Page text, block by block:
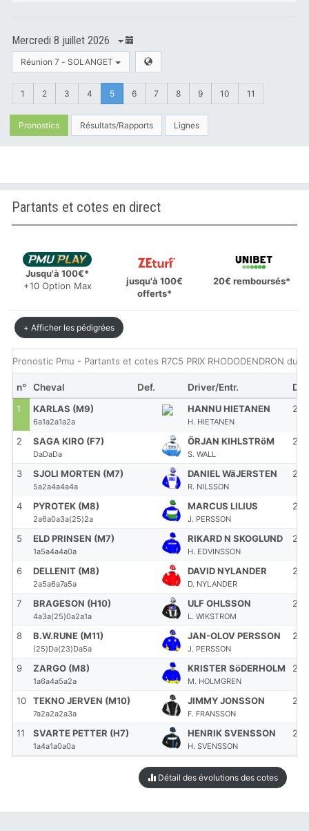
Mercredi 8 juillet 2026
Réunion 7 - SOLANGET
1 2 3 4 5 6 7 8 9 10 11
Pronostics Résultats/Rapports Lignes
Partants et cotes en direct
Jusqu'à 100€*
+10 Option Max
jusqu'à 100€
offerts*
20€ remboursés*
+ Afficher les pédigrées
Pronostic Pmu - Partants et cotes R7C5 PRIX RHODODENDRON du
n° Cheval Def. Driver/Entr.
1
KARLAS (M9)
6a1a2a1a2a
HANNU HIETANEN
H. HIETANEN
2 SAGA KIRO (F7)
DaDaDa
ÖRJAN KIHLSTRöM
S. WALL
3 SJOLI MORTEN (M7)
5a2a4a4a4a
DANIEL WäJERSTEN
R. NILSSON
4 PYROTEK (M8)
2a6a0a3a(25)2a
MARCUS LILIUS
J. PERSSON
5 ELD PRINSEN (M7)
1a5a4a4a0a
RIKARD N SKOGLUND
H. EDVINSSON
6 DELLENIT (M8)
2a5a6a7a5a
DAVID NYLANDER
D. NYLANDER
7 BRAGESON (H10)
4a3a(25)0a2a1a
ULF OHLSSON
L. WIKSTROM
8 B.W.RUNE (M11)
(25)Da(23)Da5a
JAN-OLOV PERSSON
J. PERSSON
9 ZARGO (M8)
1a6a4a5a2a
KRISTER SöDERHOLM
M. HOLMGREN
10 TEKNO JERVEN (M10)
7a2a2a2a3a
JIMMY JONSSON
F. FRANSSON
11 SVARTE PETTER (H7)
1a4a1a0a0a
HENRIK SVENSSON
H. SVENSSON
Détail des évolutions des cotes